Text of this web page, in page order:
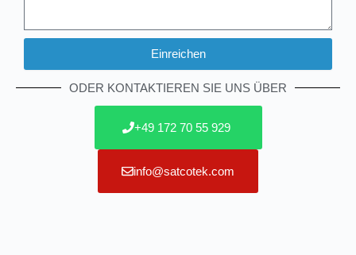
Einreichen
ODER KONTAKTIEREN SIE UNS ÜBER
+49 172 70 55 929
info@satcotek.com